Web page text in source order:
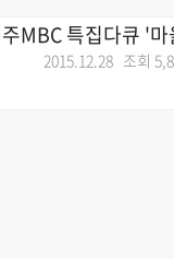
MBC 특집다큐 '
2015.12.28 조회